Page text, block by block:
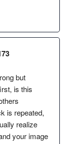
but
is this
is repeated,
realize
your image